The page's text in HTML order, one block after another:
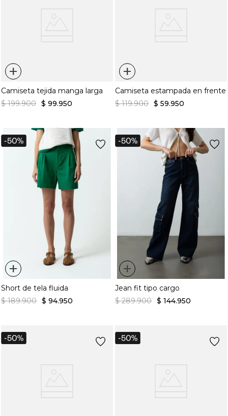
+
Camiseta tejida manga larga
$ 199.900 $ 99.950
+
Camiseta estampada en frente
$ 119.900 $ 59.950
+
Short de tela fluida
$ 189.900 $ 94.950
+
Jean fit tipo cargo
$ 289.900 $ 144.950